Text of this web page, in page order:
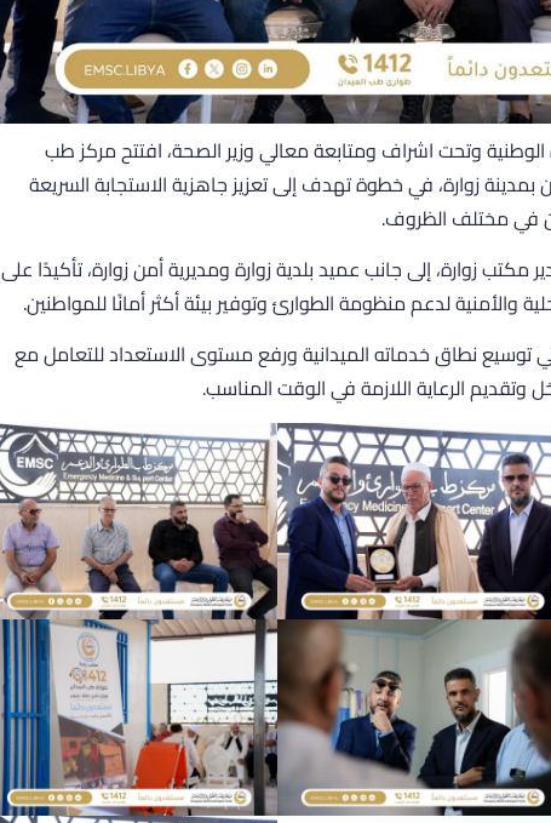
وتحت اشراف ومتابعة معالي وزير الصحة، افتتح مركز طب
زوارة، في خطوة تهدف إلى تعزيز جاهزية الاستجابة السريعة
في مختلف الظروف.
مكتب زوارة، إلى جانب عميد بلدية زوارة ومديرية أمن زوارة، تأكيدًا على
والأمنية لدعم منظومة الطوارئ وتوفير بيئة أكثر أمانًا للمواطنين.
نطاق خدماته الميدانية ورفع مستوى الاستعداد للتعامل مع
وتقديم الرعاية اللازمة في الوقت المناسب.